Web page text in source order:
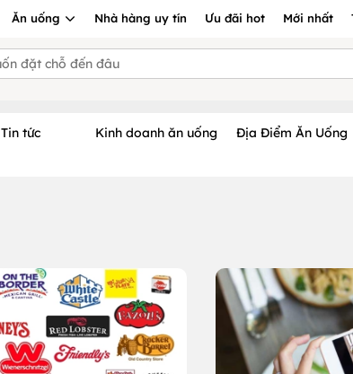
Ăn uống Nhà hàng uy tín Ưu đãi hot Mới nhất
Tin tức Kinh doanh ăn uống Địa Điểm Ăn Uống